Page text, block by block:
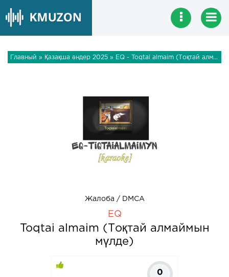
Главный » Қазақша әндер 2025 » EQ - Toqtai almaim (Тоқтай алмаймын мүлде)
Жалоба / DMCA
EQ
Toqtai almaim (Тоқтай алмаймын
мүлде)
0